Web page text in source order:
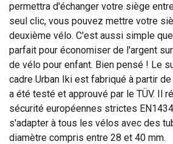
permettra d'échanger votre siège
seul clic, vous pouvez mettre votre
deuxième vélo. C'est aussi simple
parfait pour économiser de l'argent
de vélo pour enfant. Bien pensé ! Le
cadre Urban Iki est fabriqué à partir
a été testé et approuvé par le TÜV. Il
sécurité européennes strictes
s'adapter à tous les vélos avec des
diamètre compris entre 28 et 40 mm.